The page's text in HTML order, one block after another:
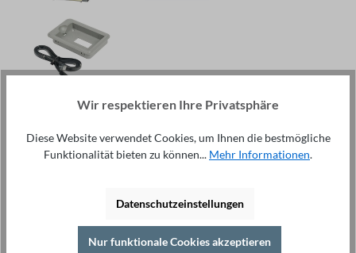
Gesamtpreis:
3.342,80 € exkl. Mwst.
400V - 3.225,00 €
Frequenzumrichter Software ST®Drive98,00 €
Bedienteil Einbaurahmen ST50019,80 €
Wir respektieren Ihre Privatsphäre
Diese Website verwendet Cookies, um Ihnen die bestmögliche
Funktionalität bieten zu können... Mehr Informationen.
Datenschutzeinstellungen
Nur funktionale Cookies akzeptieren